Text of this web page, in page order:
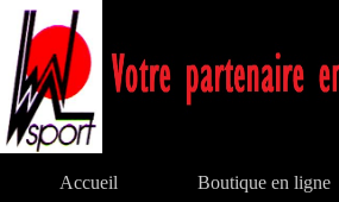
Accueil Boutique en ligne